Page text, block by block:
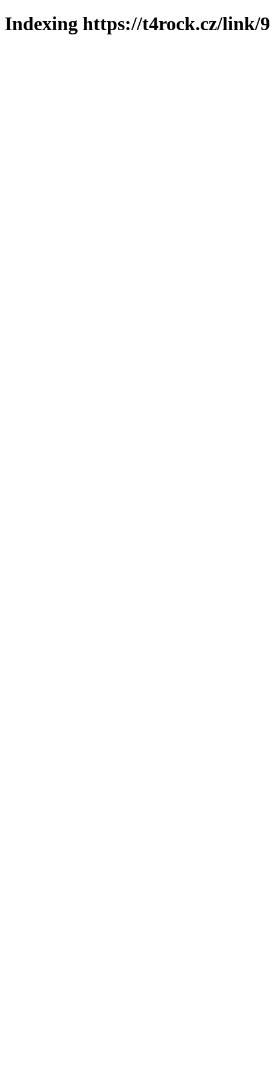
Indexing https://t4rock.cz/link/